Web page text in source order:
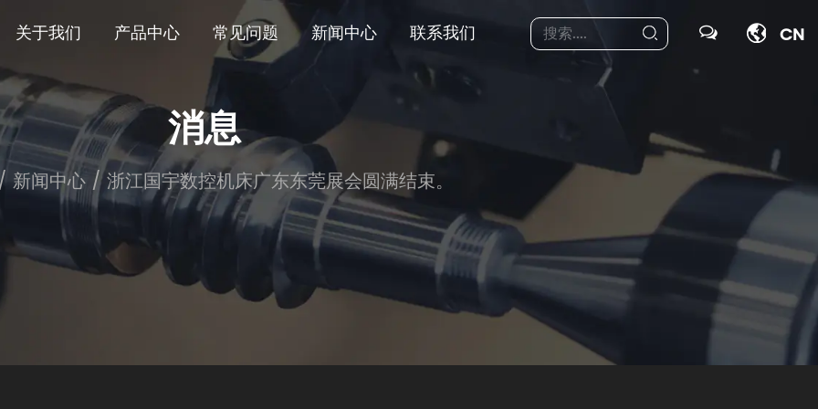
关于我们 产品中心 常见问题 新闻中心 联系我们 CN
消息
新闻中心 /浙江国宇数控机床广东东莞展会圆满结束。